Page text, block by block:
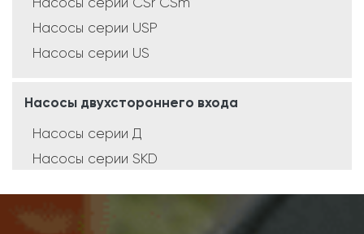
Насосы серии USP
Насосы серии US
Насосы двухстороннего входа
Насосы серии Д
Насосы серии SKD